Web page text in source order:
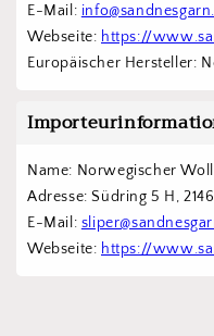
E-Mail:
Webseite: https://
Europäischer Hersteller:
Name: Norwegischer
Adresse: Südring 5 H,
E-Mail:
Webseite: https://